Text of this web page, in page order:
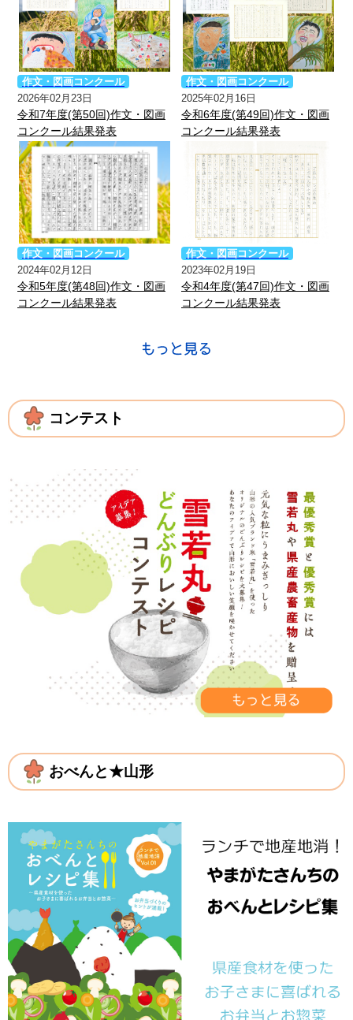
作文・図画コンクール
2026年02月23日
令和7年度(第50回)作文・図画
コンクール結果発表
作文・図画コンクール
2025年02月16日
令和6年度(第49回)作文・図画
コンクール結果発表
作文・図画コンクール
2024年02月12日
令和5年度(第48回)作文・図画
コンクール結果発表
作文・図画コンクール
2023年02月19日
令和4年度(第47回)作文・図画
コンクール結果発表
コンテスト
おべんと★山形